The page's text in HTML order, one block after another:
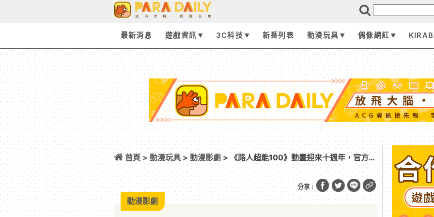
最新消息 遊戲資訊 3C科技 新番列表 動漫玩具 偶像網紅
首頁 >動漫玩具 >動漫影劇 > 《路人超能100》動畫迎來十週年，官方公
開全新繪圖與紀念活動情報
分享 :
動漫影劇